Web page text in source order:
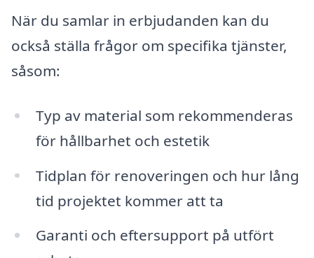
När du samlar in erbjudanden kan du
också ställa frågor om specifika tjänster,
såsom:
Typ av material som rekommenderas
för hållbarhet och estetik
Tidplan för renoveringen och hur lång
tid projektet kommer att ta
Garanti och eftersupport på utfört